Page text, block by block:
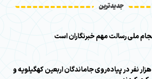
جدیدترین
ملی رسالت مهم خبرنگاران است
بیش از ۱۱۰ هزار نفر در پیاده‌روی جاماندگان اربعین کهگیلویه و